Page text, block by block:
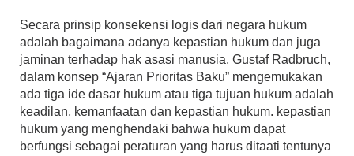
Secara prinsip konsekensi logis dari negara hukum
adalah bagaimana adanya kepastian hukum dan juga
jaminan terhadap hak asasi manusia. Gustaf Radbruch,
dalam konsep “Ajaran Prioritas Baku” mengemukakan
ada tiga ide dasar hukum atau tiga tujuan hukum adalah
keadilan, kemanfaatan dan kepastian hukum. kepastian
hukum yang menghendaki bahwa hukum dapat
berfungsi sebagai peraturan yang harus ditaati tentunya